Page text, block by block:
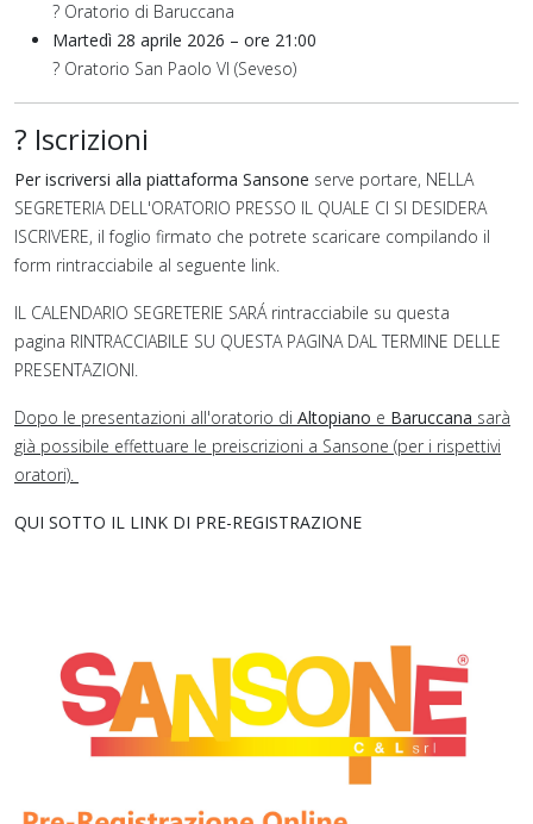
? Oratorio di Baruccana
Martedì 28 aprile 2026 – ore 21:00
? Oratorio San Paolo VI (Seveso)
? Iscrizioni
Per iscriversi alla piattaforma Sansone serve portare, NELLA
SEGRETERIA DELL'ORATORIO PRESSO IL QUALE CI SI DESIDERA
ISCRIVERE, il foglio firmato che potrete scaricare compilando il
form rintracciabile al seguente link.
IL CALENDARIO SEGRETERIE SARÁ rintracciabile su questa
pagina RINTRACCIABILE SU QUESTA PAGINA DAL TERMINE DELLE
PRESENTAZIONI.
Dopo le presentazioni all'oratorio di Altopiano e Baruccana sarà
già possibile effettuare le preiscrizioni a Sansone (per i rispettivi
oratori).
QUI SOTTO IL LINK DI PRE-REGISTRAZIONE